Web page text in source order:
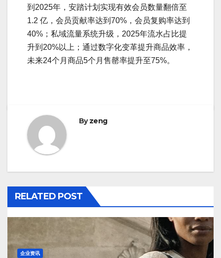
到2025年，安踏计划实现有效会员数量翻倍至
1.2 亿，会员贡献率达到70%，会员复购率达到
40%；私域流量系统升级，2025年流水占比提
升到20%以上；通过数字化变革提升商品效率，
未来24个月商品5个月售罄率提升至75%。
Byzeng
RELATED POST
企业资讯